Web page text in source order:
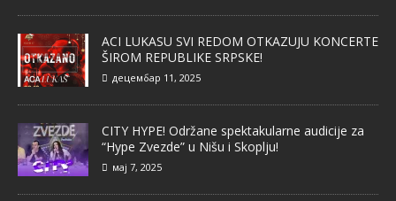
ACI LUKASU SVI REDOM OTKAZUJU KONCERTE
ŠIROM REPUBLIKE SRPSKE!
децембар 11, 2025
CITY HYPE! Održane spektakularne audicije za
“Hype Zvezde” u Nišu i Skoplju!
мај 7, 2025